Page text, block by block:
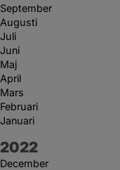
September
Augusti
Juli
Juni
Maj
April
Mars
Februari
Januari
År:
2022
December